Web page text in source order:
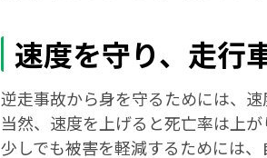
速度を守り、走行
逆走事故から身を守るためには、速
当然、速度を上げると死亡率は上
少しでも被害を軽減するためには、